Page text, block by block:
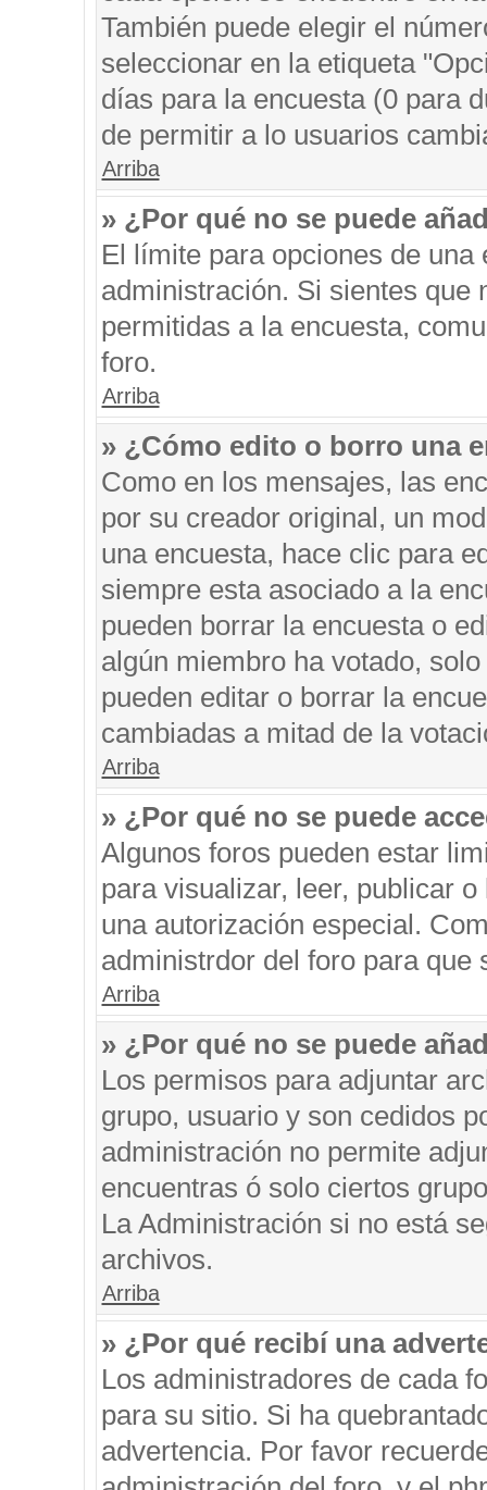
También puede elegir el
seleccionar en la etiqueta
días para la encuesta (0 para
de permitir a lo usuarios
Arriba
» ¿Por qué no se puede
El límite para opciones de una
administración. Si sientes que
permitidas a la encuesta,
foro.
Arriba
» ¿Cómo edito o borro una
Como en los mensajes, las
por su creador original, un
una encuesta, hace clic para
siempre esta asociado a la
pueden borrar la encuesta o
algún miembro ha votado,
pueden editar o borrar la
cambiadas a mitad de la
Arriba
» ¿Por qué no se puede
Algunos foros pueden estar
para visualizar, leer, publicar
una autorización especial.
administrdor del foro para que
Arriba
» ¿Por qué no se puede
Los permisos para adjuntar
grupo, usuario y son cedidos
administración no permite
encuentras ó solo ciertos
La Administración si no está
archivos.
Arriba
» ¿Por qué recibí una
Los administradores de cada
para su sitio. Si ha
advertencia. Por favor